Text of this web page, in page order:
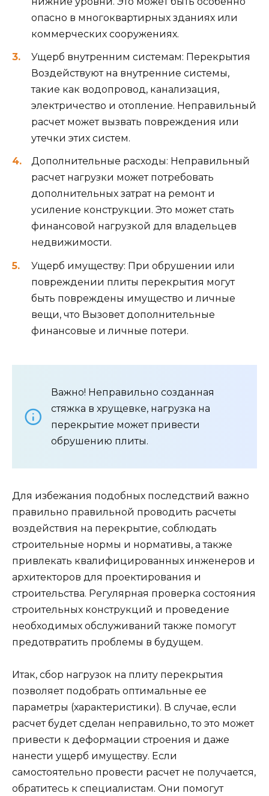
опасно в многоквартирных зданиях или
коммерческих сооружениях.
Ущерб внутренним системам: Перекрытия
Воздействуют на внутренние системы,
такие как водопровод, канализация,
электричество и отопление. Неправильный
расчет может вызвать повреждения или
утечки этих систем.
Дополнительные расходы: Неправильный
расчет нагрузки может потребовать
дополнительных затрат на ремонт и
усиление конструкции. Это может стать
финансовой нагрузкой для владельцев
недвижимости.
Ущерб имуществу: При обрушении или
повреждении плиты перекрытия могут
быть повреждены имущество и личные
вещи, что Вызовет дополнительные
финансовые и личные потери.
Важно! Неправильно созданная
стяжка в хрущевке, нагрузка на
перекрытие может привести
обрушению плиты.
Для избежания подобных последствий важно
правильно правильной проводить расчеты
воздействия на перекрытие, соблюдать
строительные нормы и нормативы, а также
привлекать квалифицированных инженеров и
архитекторов для проектирования и
строительства. Регулярная проверка состояния
строительных конструкций и проведение
необходимых обслуживаний также помогут
предотвратить проблемы в будущем.
Итак, сбор нагрузок на плиту перекрытия
позволяет подобрать оптимальные ее
параметры (характеристики). В случае, если
расчет будет сделан неправильно, то это может
привести к деформации строения и даже
нанести ущерб имуществу. Если
самостоятельно провести расчет не получается,
обратитесь к специалистам. Они помогут